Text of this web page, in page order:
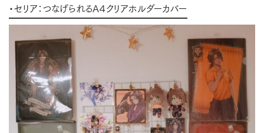
・セリア：つなげられるA４クリアホルダーカバー